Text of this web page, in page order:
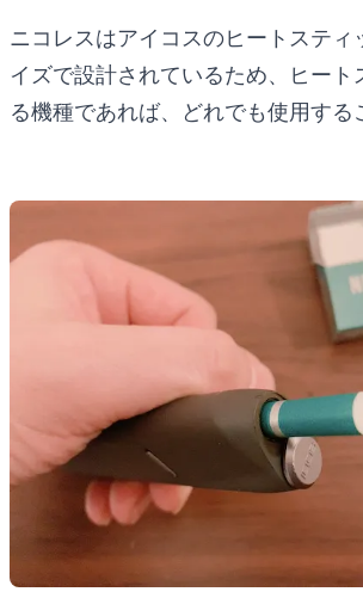
ニコレスはアイコスのヒートスティ
イズで設計されているため、ヒート
る機種であれば、どれでも使用する